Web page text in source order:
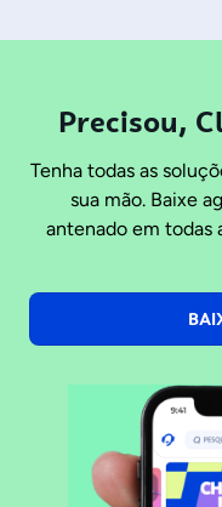
Precisou,
Tenha todas as
sua mão. Baixe
antenado em todas